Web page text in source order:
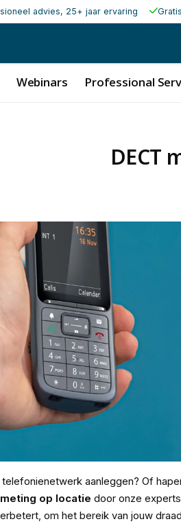
advies, 25+ jaar ervaring
Webinars Professional
DECT
aanleggen? Of
op locatie door onze
om het bereik van jouw